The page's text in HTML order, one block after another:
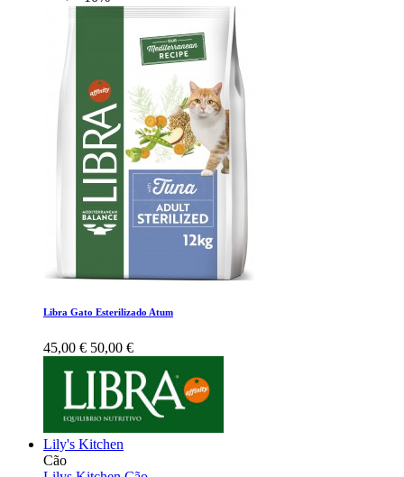
Libra Gato Esterilizado Atum
45,00 € 50,00 €
Lily's Kitchen
Cão